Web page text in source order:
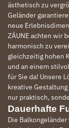
ästhetisch zu
Geländer
neue
ZÄUNE achten wir
harmonisch zu
gleichzeitig hohen
und an einem
für Sie da! Unsere
kreative
nur praktisch,
Dauerhafte
Die Balkongeländer